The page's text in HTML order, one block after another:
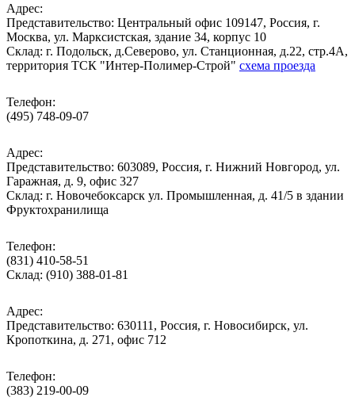
Адрес:
Представительство: Центральный офис 109147, Россия, г.
Москва, ул. Марксистская, здание 34, корпус 10
Cклад: г. Подольск, д.Северово, ул. Станционная, д.22, стр.4А,
территория ТСК "Интер-Полимер-Строй" схема проезда
Телефон:
(495) 748-09-07
Адрес:
Представительство: 603089, Россия, г. Нижний Новгород, ул.
Гаражная, д. 9, офис 327
Склад: г. Новочебоксарск ул. Промышленная, д. 41/5 в здании
Фруктохранилища
Телефон:
(831) 410-58-51
Склад: (910) 388-01-81
Адрес:
Представительство: 630111, Россия, г. Новосибирск, ул.
Кропоткина, д. 271, офис 712
Телефон:
(383) 219-00-09